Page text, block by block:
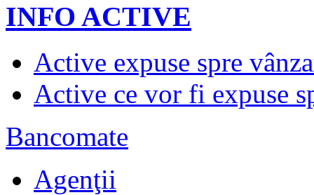
INFO ACTIVE
Active expuse spre
Active ce vor fi expuse
Bancomate
Agenţii